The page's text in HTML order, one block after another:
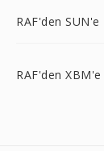
RAF'den SUN'e
RAF'den XBM'e